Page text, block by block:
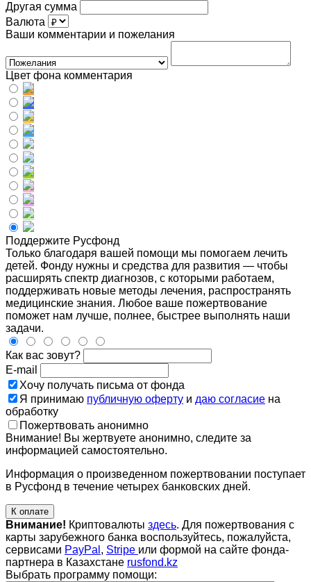
Другая сумма
Валюта
Ваши комментарии и пожелания
Цвет фона комментария
Поддержите Русфонд
Только благодаря вашей помощи мы помогаем лечить
детей. Фонду нужны и средства для развития — чтобы
расширять спектр диагнозов, с которыми работаем,
поддерживать новые методы лечения, распространять
медицинские знания. Любое ваше пожертвование
поможет нам лучше, полнее, быстрее выполнять наши
задачи.
Как вас зовут?
E-mail
Хочу получать письма от фонда
Я принимаю публичную оферту и даю согласие на
обработку
Пожертвовать анонимно
Внимание! Вы жертвуете анонимно, следите за
информацией самостоятельно.
Информация о произведенном пожертвовании поступает
в Русфонд в течение четырех банковских дней.
К оплате
Внимание! Криптовалюты здесь. Для пожертвования с
карты зарубежного банка воспользуйтесь, пожалуйста,
сервисами PayPal , Stripe или формой на сайте фонда-
партнера в Казахстане rusfond.kz
Выбрать программу помощи: